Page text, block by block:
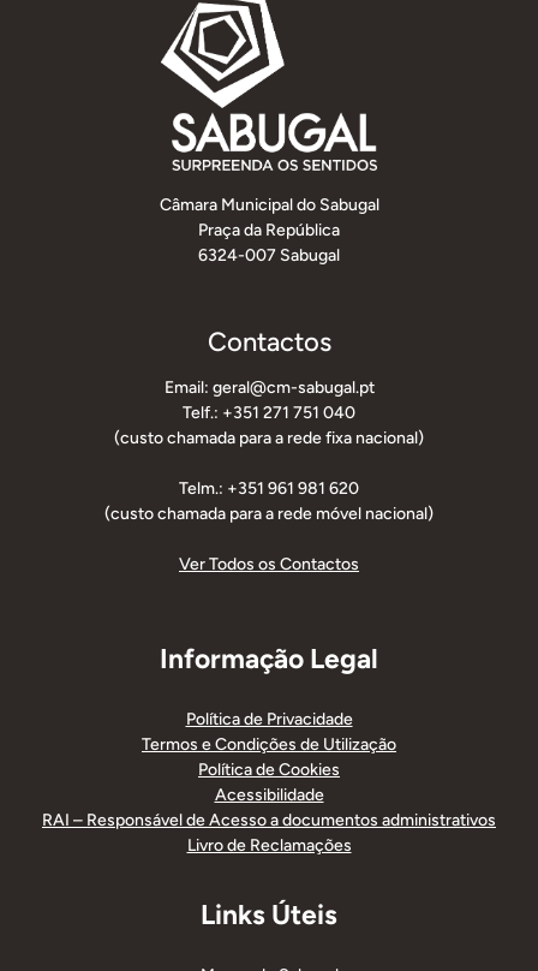
Câmara Municipal do Sabugal
Praça da República
6324-007 Sabugal
Contactos
Email: geral@cm-sabugal.pt
Telf.: +351 271 751 040
(custo chamada para a rede fixa nacional)
Telm.: +351 961 981 620
(custo chamada para a rede móvel nacional)
Ver Todos os Contactos
Informação Legal
Política de Privacidade
Termos e Condições de Utilização
Política de Cookies
Acessibilidade
RAI – Responsável de Acesso a documentos administrativos
Livro de Reclamações
Links Úteis